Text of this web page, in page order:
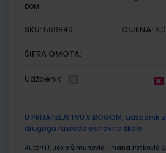
DOM
SKU: 569849 CIJENA:
ŠIFRA OMOTA:
Udžbenik
U PRIJATELJSTVU S BOGOM;
drugoga razreda osnovne škole
Autor(i): Josip Šimunović Tihana Petković